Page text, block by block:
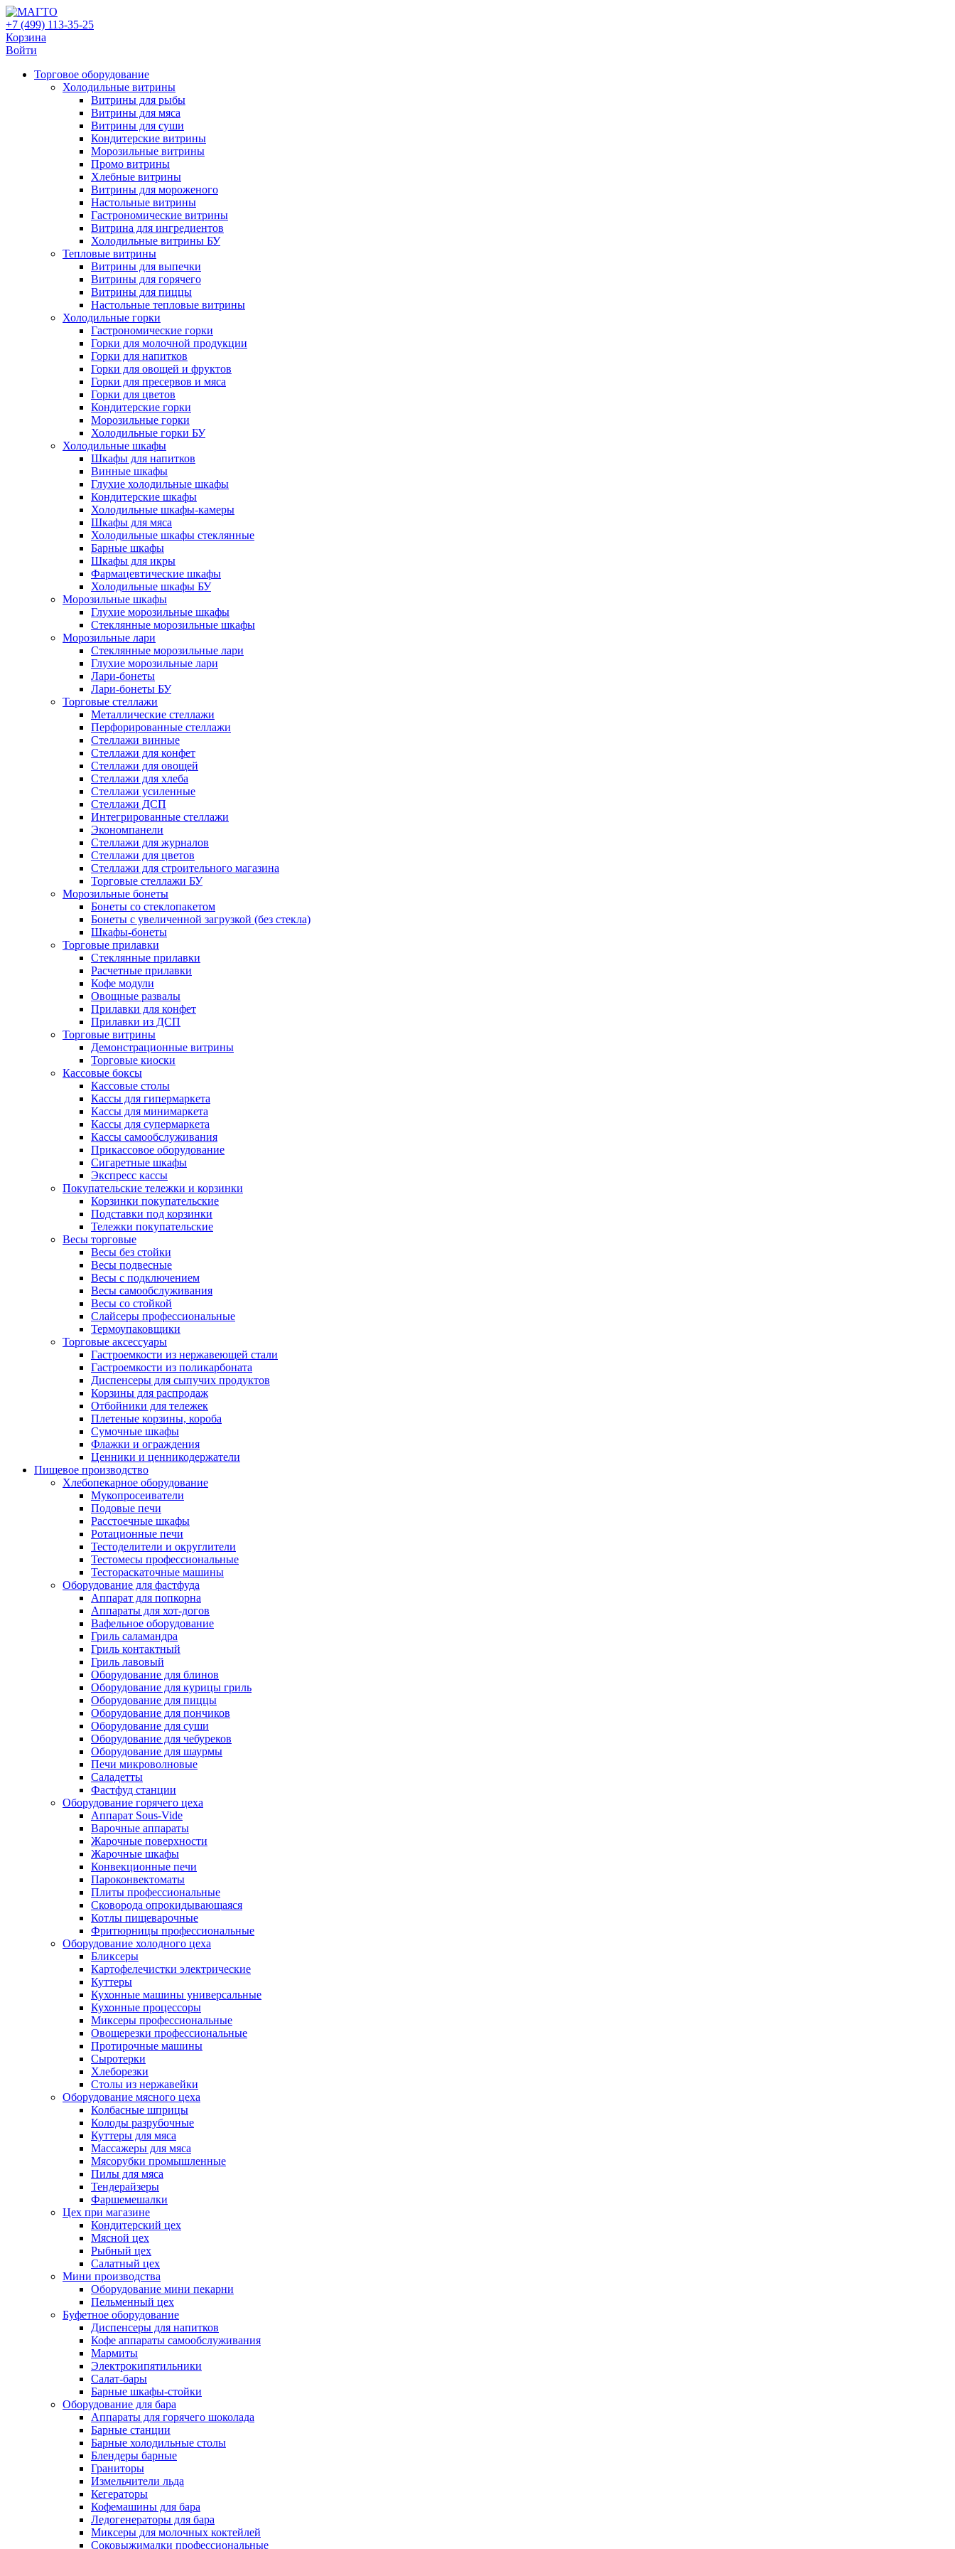
+7 (499) 113-35-25
Корзина
Войти
Свернуть/
развернуть
Торговое оборудованиe
Холодильные витрины
Витрины для рыбы
Витрины для мяса
Витрины для суши
Кондитерские витрины
Морозильные витрины
Промо витрины
Хлебные витрины
Витрины для мороженого
Настольные витрины
Гастрономические витрины
Витрина для ингредиентов
Холодильные витрины БУ
Тепловые витрины
Витрины для выпечки
Витрины для горячего
Витрины для пиццы
Настольные тепловые витрины
Холодильные горки
Гастрономические горки
Горки для молочной продукции
Горки для напитков
Горки для овощей и фруктов
Горки для пресервов и мяса
Горки для цветов
Кондитерские горки
Морозильные горки
Холодильные горки БУ
Холодильные шкафы
Шкафы для напитков
Винные шкафы
Глухие холодильные шкафы
Кондитерские шкафы
Холодильные шкафы-камеры
Шкафы для мяса
Холодильные шкафы стеклянные
Барные шкафы
Шкафы для икры
Фармацевтические шкафы
Холодильные шкафы БУ
Морозильные шкафы
Глухие морозильные шкафы
Стеклянные морозильные шкафы
Морозильные лари
Стеклянные морозильные лари
Глухие морозильные лари
Лари-бонеты
Лари-бонеты БУ
Торговые стеллажи
Металлические стеллажи
Перфорированные стеллажи
Стеллажи винные
Стеллажи для конфет
Стеллажи для овощей
Стеллажи для хлеба
Стеллажи усиленные
Стеллажи ДСП
Интегрированные стеллажи
Экономпанели
Стеллажи для журналов
Стеллажи для цветов
Стеллажи для строительного магазина
Торговые стеллажи БУ
Морозильные бонеты
Бонеты со стеклопакетом
Бонеты с увеличенной загрузкой (без стекла)
Шкафы-бонеты
Торговые прилавки
Стеклянные прилавки
Расчетные прилавки
Кофе модули
Овощные развалы
Прилавки для конфет
Прилавки из ДСП
Торговые витрины
Демонстрационные витрины
Торговые киоски
Кассовые боксы
Кассовые столы
Кассы для гипермаркета
Кассы для минимаркета
Кассы для супермаркета
Кассы самообслуживания
Прикассовое оборудование
Сигаретные шкафы
Экспресс кассы
Покупательские тележки и корзинки
Корзинки покупательские
Подставки под корзинки
Тележки покупательские
Весы торговые
Весы без стойки
Весы подвесные
Весы с подключением
Весы самообслуживания
Весы со стойкой
Слайсеры профессиональные
Термоупаковщики
Торговые аксессуары
Гастроемкости из нержавеющей стали
Гастроемкости из поликарбоната
Диспенсеры для сыпучих продуктов
Корзины для распродаж
Отбойники для тележек
Плетеные корзины, короба
Сумочные шкафы
Флажки и ограждения
Ценники и ценникодержатели
Пищевое производство
Хлебопекарное оборудование
Мукопросеиватели
Подовые печи
Расстоечные шкафы
Ротационные печи
Тестоделители и округлители
Тестомесы профессиональные
Тестораскаточные машины
Оборудование для фастфуда
Аппарат для попкорна
Аппараты для хот-догов
Вафельное оборудование
Гриль саламандра
Гриль контактный
Гриль лавовый
Оборудование для блинов
Оборудование для курицы гриль
Оборудование для пиццы
Оборудование для пончиков
Оборудование для суши
Оборудование для чебуреков
Оборудование для шаурмы
Печи микроволновые
Саладетты
Фастфуд станции
Оборудование горячего цеха
Аппарат Sous-Vide
Варочные аппараты
Жарочные поверхности
Жарочные шкафы
Конвекционные печи
Пароконвектоматы
Плиты профессиональные
Сковорода опрокидывающаяся
Котлы пищеварочные
Фритюрницы профессиональные
Оборудование холодного цеха
Бликсеры
Картофелечистки электрические
Куттеры
Кухонные машины универсальные
Кухонные процессоры
Миксеры профессиональные
Овощерезки профессиональные
Протирочные машины
Сыротерки
Хлеборезки
Столы из нержавейки
Оборудование мясного цеха
Колбасные шприцы
Колоды разрубочные
Куттеры для мяса
Массажеры для мяса
Мясорубки промышленные
Пилы для мяса
Тендерайзеры
Фаршемешалки
Цех при магазине
Кондитерский цех
Мясной цех
Рыбный цех
Салатный цех
Мини производства
Оборудование мини пекарни
Пельменный цех
Буфетное оборудование
Диспенсеры для напитков
Кофе аппараты самообслуживания
Мармиты
Электрокипятильники
Cалат-бары
Барные шкафы-стойки
Оборудование для бара
Аппараты для горячего шоколада
Барные станции
Барные холодильные столы
Блендеры барные
Граниторы
Измельчители льда
Кегераторы
Кофемашины для бара
Ледогенераторы для бара
Миксеры для молочных коктейлей
Соковыжималки профессиональные